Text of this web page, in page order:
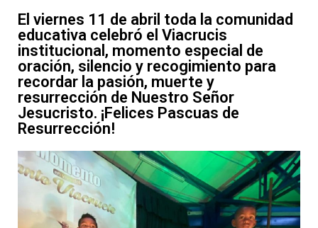
El viernes 11 de abril toda la comunidad
educativa celebró el Viacrucis
institucional, momento especial de
oración, silencio y recogimiento para
recordar la pasión, muerte y
resurrección de Nuestro Señor
Jesucristo. ¡Felices Pascuas de
Resurrección!